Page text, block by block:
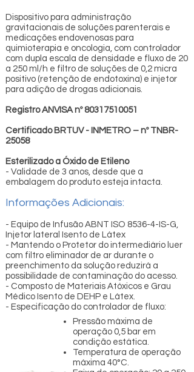
Dispositivo para administração
gravitacionais de soluções parenterais e
medicações endovenosas para
quimioterapia e oncologia, com controlador
com dupla escala de densidade e fluxo de 20
a 250 ml/h e filtro de soluções de 0,2 micra
positivo (retenção de endotoxina) e injetor
para adição de drogas adicionais.
Registro ANVISA nº 80317510051
Certificado BRTUV - INMETRO – nº TNBR-
25058
Esterilizado a Óxido de Etileno
- Validade de 3 anos, desde que a
embalagem do produto esteja intacta.
Informações Adicionais:
- Equipo de Infusão ABNT ISO 8536-4-IS-G,
Injetor lateral Isento de Látex
- Mantendo o Protetor do intermediário luer
com filtro eliminador de ar durante o
preenchimento da solução reduzirá a
possibilidade de contaminação do acesso.
- Composto de Materiais Atóxicos e Grau
Médico Isento de DEHP e Látex.
- Especificação do controlador de fluxo:
Pressão máxima de
operação 0,5 bar em
condição estática.
Temperatura de operação
máxima 40°C.